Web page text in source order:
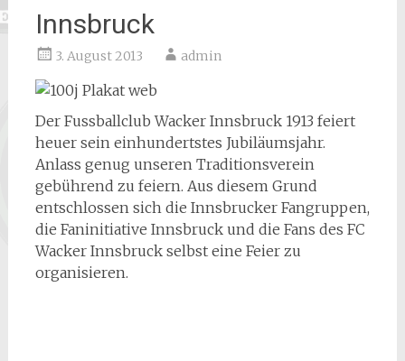
Innsbruck
3. August 2013 admin
Der Fussballclub Wacker Innsbruck 1913 feiert
heuer sein einhundertstes Jubiläumsjahr.
Anlass genug unseren Traditionsverein
gebührend zu feiern. Aus diesem Grund
entschlossen sich die Innsbrucker Fangruppen,
die Faninitiative Innsbruck und die Fans des FC
Wacker Innsbruck selbst eine Feier zu
organisieren.